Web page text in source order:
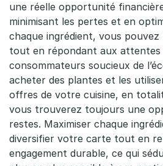
une réelle opportunité
minimisant les pertes et en
chaque ingrédient, vous
tout en répondant aux attentes
consommateurs soucieux de
acheter des plantes et les
offres de votre cuisine, en
vous trouverez toujours une
restes. Maximiser chaque
diversifier votre carte tout en
engagement durable, ce qui